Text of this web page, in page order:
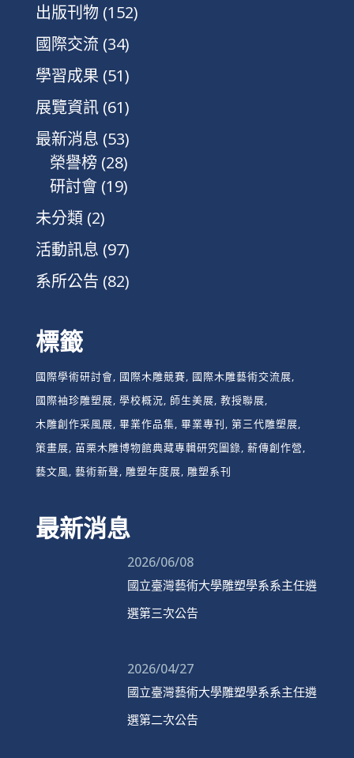
出版刊物 (152)
國際交流 (34)
學習成果 (51)
展覽資訊(61)
最新消息 (53)
榮譽榜 (28)
研討會(19)
未分類(2)
活動訊息 (97)
系所公告 (82)
標籤
國際學術研討會 國際木雕競賽 國際木雕藝術交流展
國際袖珍雕塑展 學校概況 師生美展 教授聯展
木雕創作采風展 畢業作品集 畢業專刊 第三代雕塑展
策畫展 苗栗木雕博物館典藏專輯研究圖錄 薪傳創作營
藝文風 藝術新聲 雕塑年度展 雕塑系刊
最新消息
2026/06/08
國立臺灣藝術大學雕塑學系系主任遴
選第三次公告
2026/04/27
國立臺灣藝術大學雕塑學系系主任遴
選第二次公告